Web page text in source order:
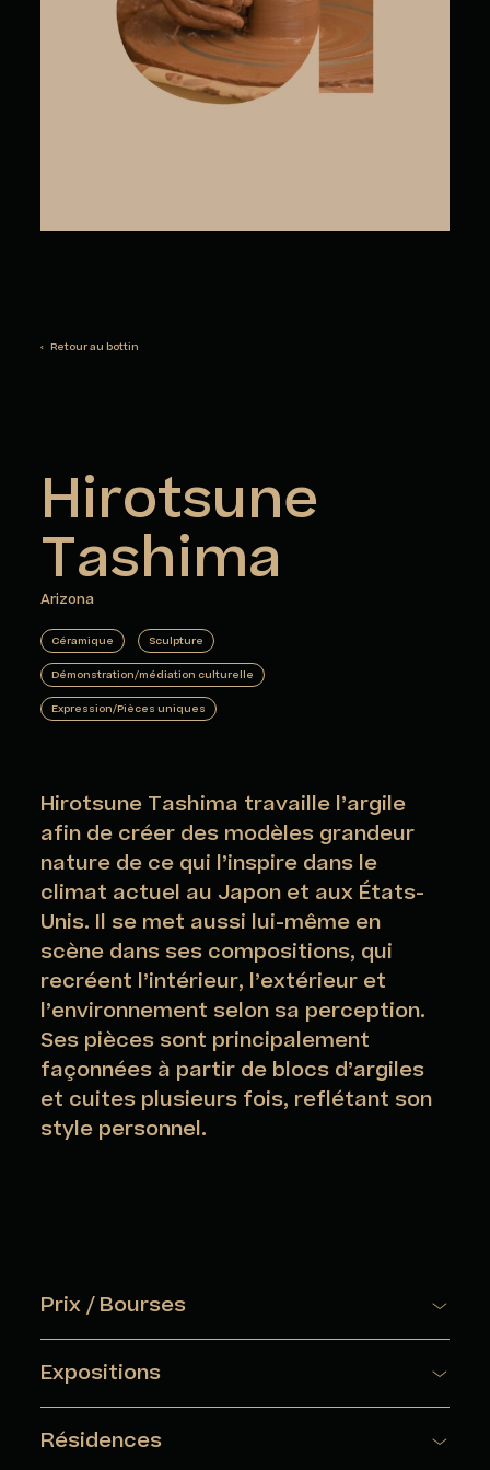
‹ Retour au bottin
Hirotsune
Tashima
Arizona
Céramique Sculpture
Démonstration/médiation culturelle
Expression/Pièces uniques
Hirotsune Tashima travaille l’argile
afin de créer des modèles grandeur
nature de ce qui l’inspire dans le
climat actuel au Japon et aux États-
Unis. Il se met aussi lui-même en
scène dans ses compositions, qui
recréent l’intérieur, l’extérieur et
l’environnement selon sa perception.
Ses pièces sont principalement
façonnées à partir de blocs d’argiles
et cuites plusieurs fois, reflétant son
style personnel.
Prix / Bourses
Education for the Ceramic Arts Foundation
2005 : Pollock-Krasner Foundation Grant
2003 : Arizona Artist Materials Fund Grant – Phoenix Art
Expositions
Résidences